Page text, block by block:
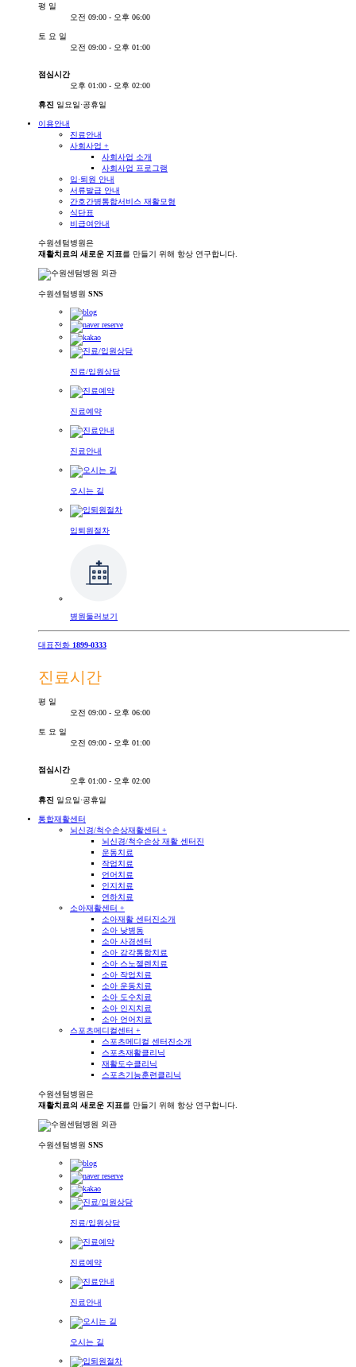
평 일
오전 09:00 - 오후 06:00
토 요 일
오전 09:00 - 오후 01:00
점심시간
오후 01:00 - 오후 02:00
휴진 일요일·공휴일
이용안내
진료안내
사회사업 +
사회사업 소개
사회사업 프로그램
입·퇴원 안내
서류발급 안내
간호간병통합서비스 재활모형
식단표
비급여안내
수원센텀병원은
재활치료의 새로운 지표를 만들기 위해 항상 연구합니다.
수원센텀병원 SNS
진료/입원상담
진료예약
진료안내
오시는 길
입퇴원절차
병원둘러보기
대표전화 1899-0333
진료시간
평 일
오전 09:00 - 오후 06:00
토 요 일
오전 09:00 - 오후 01:00
점심시간
오후 01:00 - 오후 02:00
휴진 일요일·공휴일
통합재활센터
뇌신경/척수손상재활센터 +
뇌신경/척수손상 재활 센터진
운동치료
작업치료
언어치료
인지치료
연하치료
소아재활센터 +
소아재활 센터진소개
소아 낮병동
소아 사경센터
소아 감각통합치료
소아 스노젤렌치료
소아 작업치료
소아 운동치료
소아 도수치료
소아 인지치료
소아 언어치료
스포츠메디컬센터 +
스포츠메디컬 센터진소개
스포츠재활클리닉
재활도수클리닉
스포츠기능훈련클리닉
수원센텀병원은
재활치료의 새로운 지표를 만들기 위해 항상 연구합니다.
수원센텀병원 SNS
진료/입원상담
진료예약
진료안내
오시는 길